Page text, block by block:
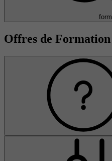
Offres de